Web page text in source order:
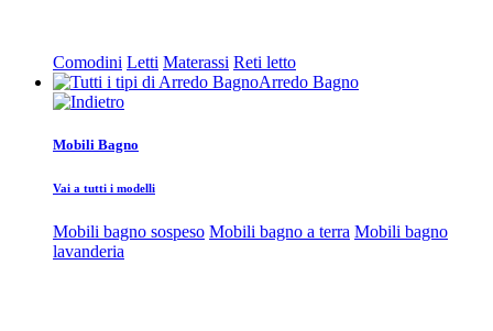
Comodini Letti Materassi Reti letto
Arredo Bagno
Mobili Bagno
Vai a tutti i modelli
Mobili bagno sospeso Mobili bagno a terra Mobili bagno
lavanderia